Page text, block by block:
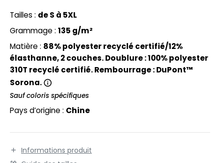
ROW
OF THE LOOM VINTAGE
3000 g. Imperméabilité : 8000 mm. Tissu extensible.
Matelassage DuPont™. Fermetures SBS. 2 poches
frontales dissimulées. Poche poitrine et poche
intérieure. Imperméabilité : 8000mm. Respirabilité :
3000gr.
Tailles : de S à 5XL
Grammage : 135 g/m²
Matière : 88% polyester recyclé certifié/12%
élasthanne, 2 couches. Doublure : 100% polyester
310T recyclé certifié. Rembourrage : DuPont™
Sorona.
Sauf coloris spécifiques
Pays d’origine : Chine
Informations produit